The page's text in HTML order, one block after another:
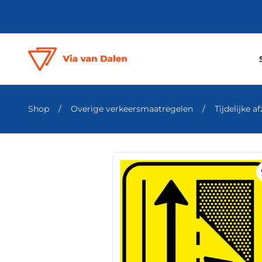
Shop / Overige verkeersmaatregelen / Tijdelijke